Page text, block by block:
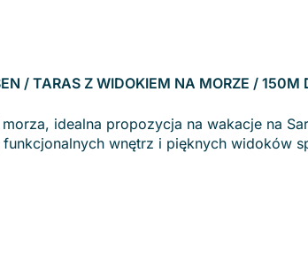
/ TARAS Z WIDOKIEM NA MORZE / 150M
idealna propozycja na wakacje na
wnętrz i pięknych widoków